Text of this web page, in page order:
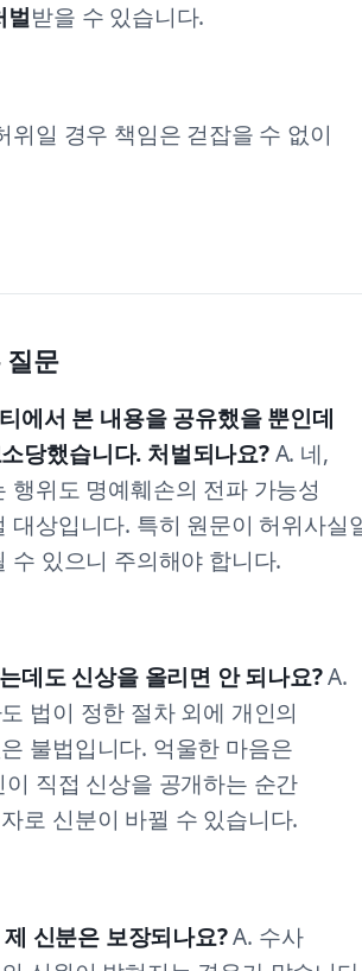
벌받을 수 있습니다.
위일 경우 책임은 걷잡을 수 없이
질문
에서 본 내용을 공유했을 뿐인데
당했습니다. 처벌되나요?A. 네,
행위도 명예훼손의 전파 가능성
대상입니다. 특히 원문이 허위사실
수 있으니 주의해야 합니다.
데도 신상을 올리면 안 되나요?A.
법이 정한 절차 외에 개인의
불법입니다. 억울한 마음은
직접 신상을 공개하는 순간
로 신분이 바뀔 수 있습니다.
신분은 보장되나요?A. 수사